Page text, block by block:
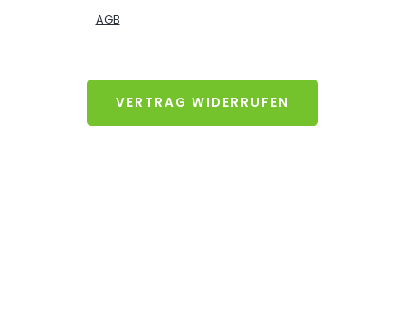
AGB
VERTRAG WIDERRUFEN